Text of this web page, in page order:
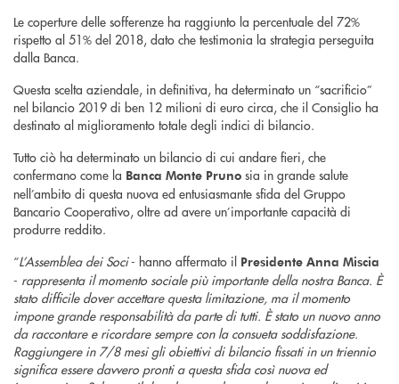
Le coperture delle sofferenze ha raggiunto la percentuale del 72%
rispetto al 51% del 2018, dato che testimonia la strategia perseguita
dalla Banca.
Questa scelta aziendale, in definitiva, ha determinato un “sacrificio”
nel bilancio 2019 di ben 12 milioni di euro circa, che il Consiglio ha
destinato al miglioramento totale degli indici di bilancio.
Tutto ciò ha determinato un bilancio di cui andare fieri, che
confermano come la Banca Monte Pruno sia in grande salute
nell’ambito di questa nuova ed entusiasmante sfida del Gruppo
Bancario Cooperativo, oltre ad avere un’importante capacità di
produrre reddito.
“L’Assemblea dei Soci- hanno affermato il Presidente Anna Miscia
- rappresenta il momento sociale più importante della nostra Banca. È
stato difficile dover accettare questa limitazione, ma il momento
impone grande responsabilità da parte di tutti. È stato un nuovo anno
da raccontare e ricordare sempre con la consueta soddisfazione.
Raggiungere in 7/8 mesi gli obiettivi di bilancio fissati in un triennio
significa essere davvero pronti a questa sfida così nuova ed